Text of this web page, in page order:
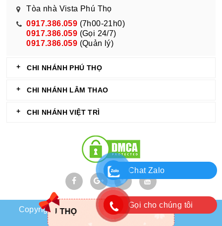
Tòa nhà Vista Phú Thọ
0917.386.059 (7h00-21h0)
0917.386.059 (Gọi 24/7)
0917.386.059 (Quản lý)
CHI NHÁNH PHÚ THỌ
CHI NHÁNH LÂM THAO
CHI NHÁNH VIỆT TRÌ
Copyright © 2018 shophoaphutho.com . All Rights
shophoaphutho.com
NHẬN ĐẶT
Chat Zalo
Gọi cho chúng tôi